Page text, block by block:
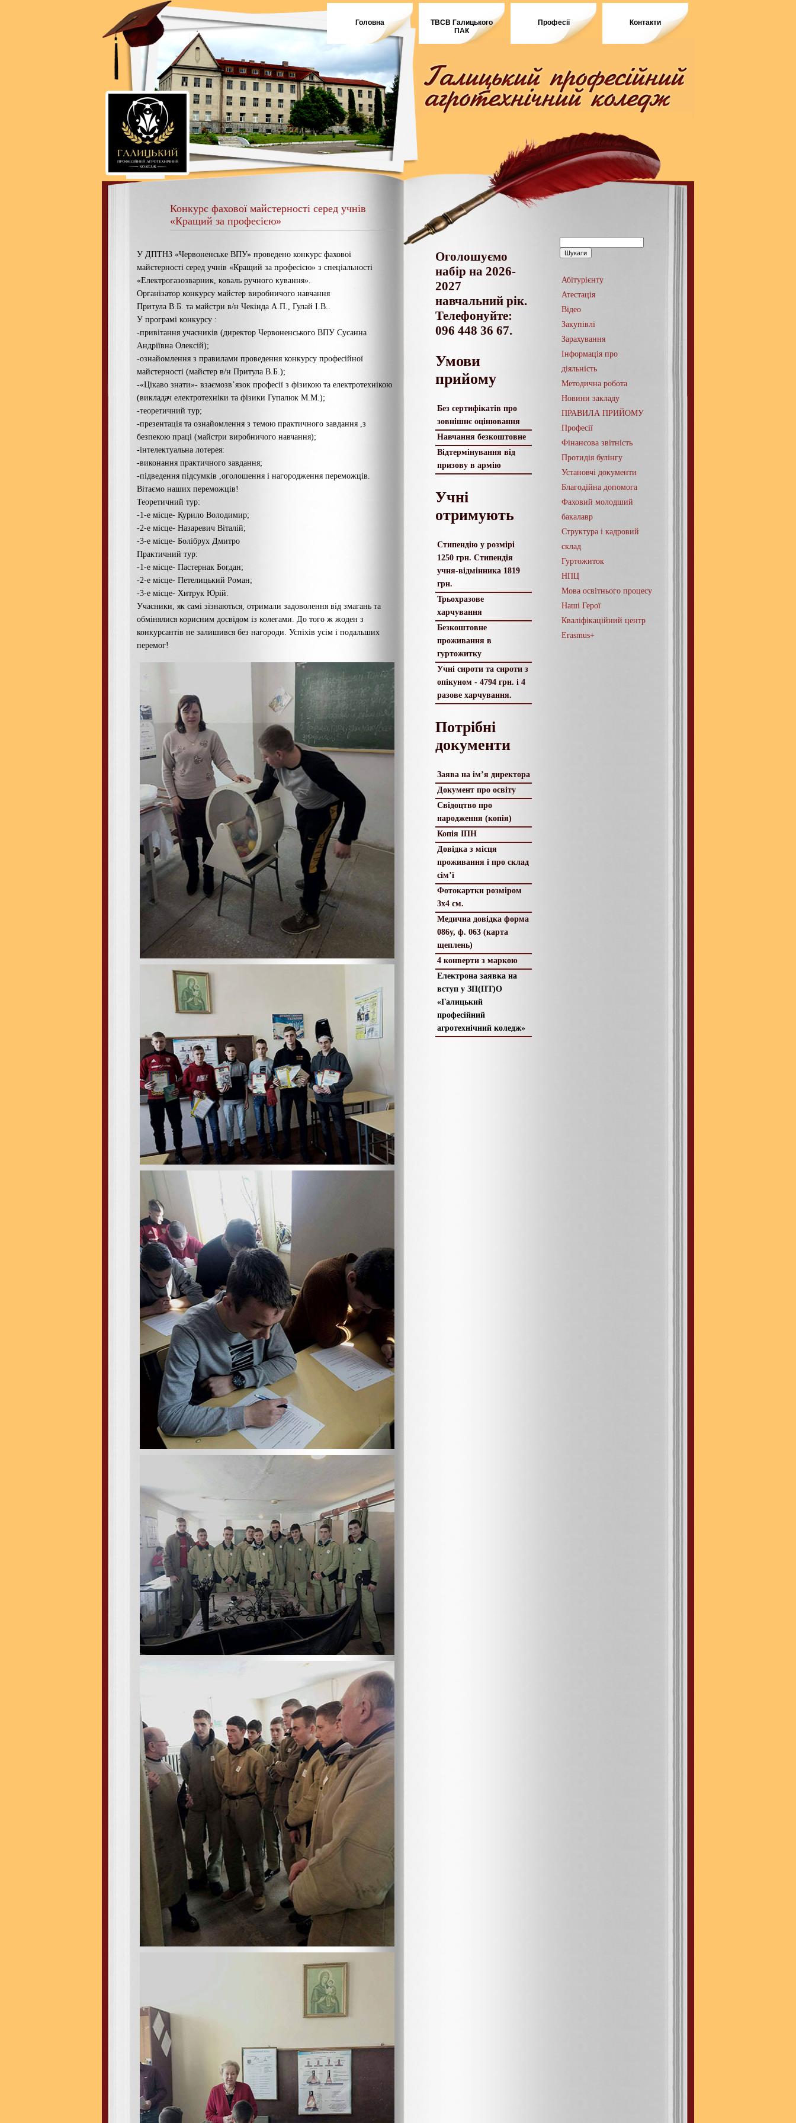
Головна
ТВСВ Галицького
ПАК
Професії Контакти
Оголошуємо
набір на 2026-
2027
навчальний рік.
Телефонуйте:
096 448 36 67.
Умови
прийому
Без сертифікатів про
зовнішнє оцінювання
Навчання безкоштовне
Відтермінування від
призову в армію
Учні
отримують
Стипендію у розмірі
1250 грн. Стипендія
учня-відмінника 1819
грн.
Трьохразове
харчування
Безкоштовне
проживання в
гуртожитку
Учні сироти та сироти з
опікуном - 4794 грн. і 4
разове харчування.
Потрібні
документи
Заява на ім’я директора
Документ про освіту
Свідоцтво про
народження (копія)
Копія ІПН
Довідка з місця
проживання і про склад
сім’ї
Фотокартки розміром
3х4 см.
Медична довідка форма
086у, ф. 063 (карта
щеплень)
4 конверти з маркою
Електрона заявка на
вступ у ЗП(ПТ)О
«Галицький
професійний
агротехнічний коледж»
Абітурієнту
Атестація
Відео
Закупівлі
Зарахування
Інформація про
діяльність
Методична робота
Новини закладу
ПРАВИЛА ПРИЙОМУ
Професії
Фінансова звітність
Протидія булінгу
Установчі документи
Благодійна допомога
Фаховий молодший
бакалавр
Структура і кадровий
склад
Гуртожиток
НПЦ
Мова освітнього процесу
Наші Герої
Кваліфікаційний центр
Erasmus+
Конкурс фахової майстерності серед учнів
«Кращий за професією»
У ДПТНЗ «Червоненське ВПУ» проведено конкурс фахової
майстерності серед учнів «Кращий за професією» з спеціальності
«Електрогазозварник, коваль ручного кування».
Організатор конкурсу майстер виробничого навчання
Притула В.Б. та майстри в/н Чекінда А.П., Гулай І.В..
У програмі конкурсу :
-привітання учасників (директор Червоненського ВПУ Сусанна
Андріївна Олексій);
-ознайомлення з правилами проведення конкурсу професійної
майстерності (майстер в/н Притула В.Б.);
-«Цікаво знати»- взаємозв’язок професії з фізикою та електротехнікою
(викладач електротехніки та фізики Гупалюк М.М.);
-теоретичний тур;
-презентація та ознайомлення з темою практичного завдання ,з
безпекою праці (майстри виробничого навчання);
-інтелектуальна лотерея:
-виконання практичного завдання;
-підведення підсумків ,оголошення і нагородження переможців.
Вітаємо наших переможців!
Теоретичний тур:
-1-е місце- Курило Володимир;
-2-е місце- Назаревич Віталій;
-3-е місце- Болібрух Дмитро
Практичний тур:
-1-е місце- Пастернак Богдан;
-2-е місце- Петелицький Роман;
-3-е місце- Хитрук Юрій.
Учасники, як самі зізнаються, отримали задоволення від змагань та
обмінялися корисним досвідом із колегами. До того ж жоден з
конкурсантів не залишився без нагороди. Успіхів усім і подальших
перемог!